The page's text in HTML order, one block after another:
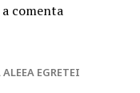
comenta
EGRETEI